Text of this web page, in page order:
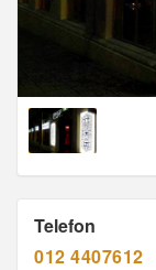
Telefon
012 4407612